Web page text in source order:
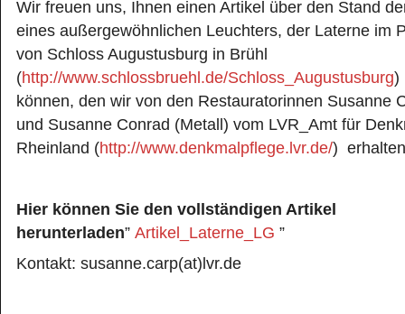
Wir freuen uns, Ihnen einen Artikel über den Stand
eines außergewöhnlichen Leuchters, der Laterne im
von Schloss Augustusburg in Brühl
(http://www.schlossbruehl.de/Schloss_Augustusburg)
können, den wir von den Restauratorinnen Susanne
und Susanne Conrad (Metall) vom LVR_Amt für
Rheinland (http://www.denkmalpflege.lvr.de/)
Hier können Sie den vollständigen Artikel
herunterladen” Artikel_Laterne_LG ”
Kontakt: susanne.carp(at)lvr.de